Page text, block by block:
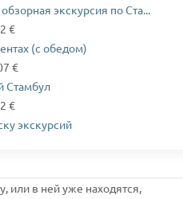
экскурсия по Ста...
€
(с обедом)
€
Стамбул
€
экскурсий
или в ней уже находятся,